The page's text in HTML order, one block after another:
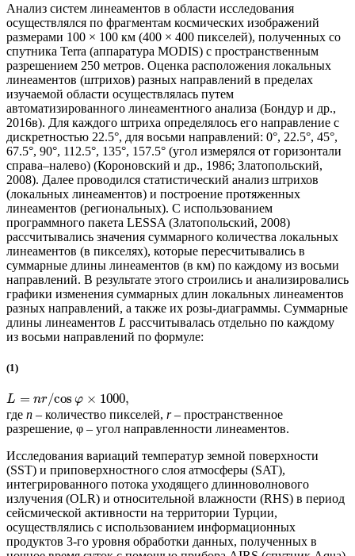
Анализ систем линеаментов в области исследования
осуществлялся по фрагментам космических изображений
размерами 100 × 100 км (400 × 400 пикселей), полученных со
спутника Terra (аппаратура MODIS) с пространственным
разрешением 250 метров. Оценка расположения локальных
линеаментов (штрихов) разных направлений в пределах
изучаемой области осуществлялась путем
автоматизированного линеаментного анализа (Бондур и др.,
2016в). Для каждого штриха определялось его направление с
дискретностью 22.5°, для восьми направлений: 0°, 22.5°, 45°,
67.5°, 90°, 112.5°, 135°, 157.5° (угол измерялся от горизонтали
справа–налево) (Короновский и др., 1986; Златопольский,
2008). Далее проводился статистический анализ штрихов
(локальных линеаментов) и построение протяженных
линеаментов (региональных). С использованием
программного пакета LESSA (Златопольский, 2008)
рассчитывались значения суммарного количества локальных
линеаментов (в пикселях), которые пересчитывались в
суммарные длины линеаментов (в км) по каждому из восьми
направлений. В результате этого строились и анализировались
графики изменения суммарных длин локальных линеаментов
разных направлений, а также их розы-диаграммы. Суммарные
длины линеаментов L рассчитывалась отдельно по каждому
из восьми направлений по формуле:
(1)
L = nr/cos φ × 1000,
где n – количество пикселей, r– пространственное
разрешение, φ – угол направленности линеаментов.
Исследования вариаций температур земной поверхности
(SST) и приповерхностного слоя атмосферы (SAT),
интегрированного потока уходящего длинноволнового
излучения (OLR) и относительной влажности (RHS) в период
сейсмической активности на территории Турции,
осуществлялись с использованием информационных
продуктов 3-го уровня обработки данных, полученных в